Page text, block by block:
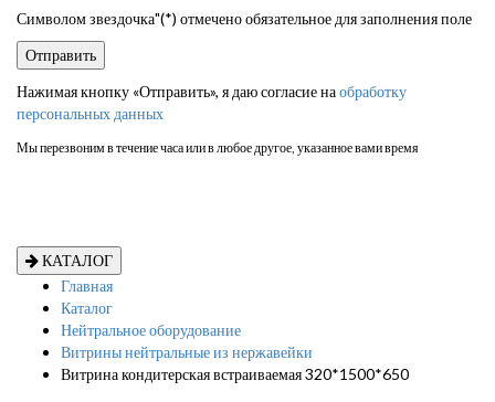
Символом звездочка"(*) отмечено обязательное для заполнения поле
Нажимая кнопку «Отправить», я даю согласие наобработку
персональных данных
Мы перезвоним в течение часа или в любое другое, указанное вами время
КАТАЛОГ
Главная
Каталог
Нейтральное оборудование
Витрины нейтральные из нержавейки
Витрина кондитерская встраиваемая 320*1500*650